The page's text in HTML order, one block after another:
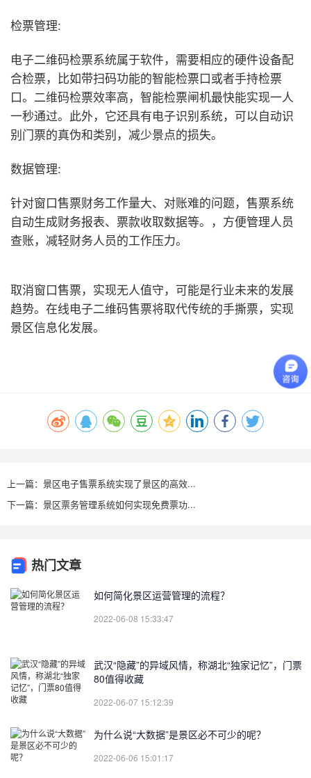
检票管理:
电子二维码检票系统属于软件，需要相应的硬件设备配
合检票，比如带扫码功能的智能检票口或者手持检票
口。二维码检票效率高，智能检票闸机最快能实现一人
一秒通过。此外，它还具有电子识别系统，可以自动识
别门票的真伪和类别，减少景点的损失。
数据管理:
针对窗口售票财务工作量大、对账难的问题，售票系统
自动生成财务报表、票款收取数据等。，方便管理人员
查账，减轻财务人员的工作压力。
取消窗口售票，实现无人值守，可能是行业未来的发展
趋势。在线电子二维码售票将取代传统的手撕票，实现
景区信息化发展。
上一篇：景区电子售票系统实现了景区的高效...
下一篇：景区票务管理系统如何实现免费票功...
热门文章
如何简化景区运营管理的流程？
2022-06-08 15:33:47
武汉“隐藏”的异域风情，称湖北“独家记忆”，门票
80值得收藏
2022-06-07 15:12:39
为什么说“大数据”是景区必不可少的呢？
2022-06-06 15:01:17